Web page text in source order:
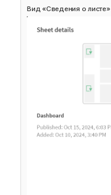
Вид «Сведения о листе»